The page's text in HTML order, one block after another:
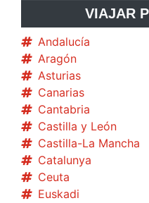
VIAJAR
Andalucía
Aragón
Asturias
Canarias
Cantabria
Castilla y León
Castilla-La Mancha
Catalunya
Ceuta
Euskadi